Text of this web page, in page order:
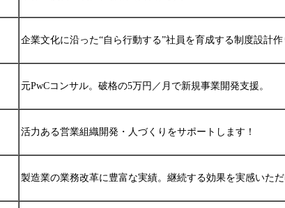
企業文化に沿った“自ら行動する”社員を育成する制度設計作
元PwCコンサル。破格の5万円／月で新規事業開発支援。
活力ある営業組織開発・人づくりをサポートします！
製造業の業務改革に豊富な実績。継続する効果を実感いただ